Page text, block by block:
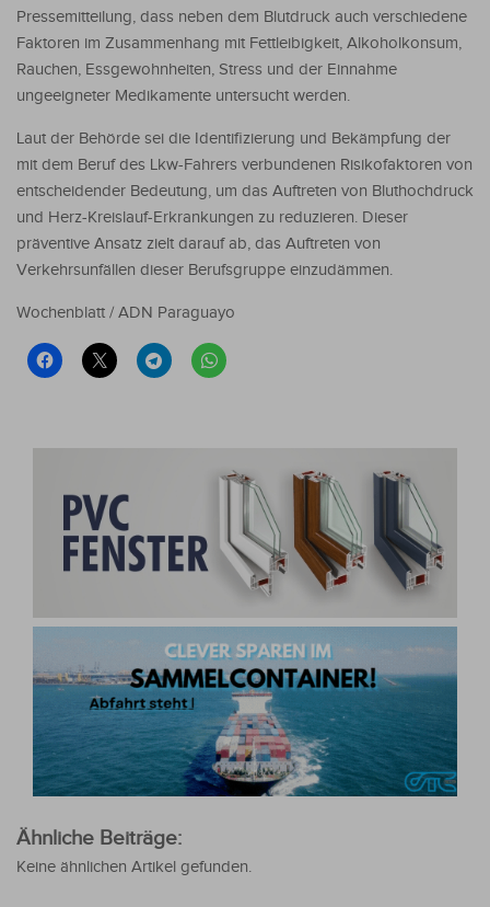
Pressemitteilung, dass neben dem Blutdruck auch verschiedene
Faktoren im Zusammenhang mit Fettleibigkeit, Alkoholkonsum,
Rauchen, Essgewohnheiten, Stress und der Einnahme
ungeeigneter Medikamente untersucht werden.
Laut der Behörde sei die Identifizierung und Bekämpfung der
mit dem Beruf des Lkw-Fahrers verbundenen Risikofaktoren von
entscheidender Bedeutung, um das Auftreten von Bluthochdruck
und Herz-Kreislauf-Erkrankungen zu reduzieren. Dieser
präventive Ansatz zielt darauf ab, das Auftreten von
Verkehrsunfällen dieser Berufsgruppe einzudämmen.
Wochenblatt / ADN Paraguayo
Ähnliche Beiträge:
Keine ähnlichen Artikel gefunden.